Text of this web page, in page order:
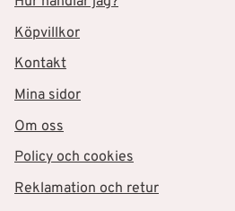
Köpvillkor
Kontakt
Mina sidor
Om oss
Policy och cookies
Reklamation och retur